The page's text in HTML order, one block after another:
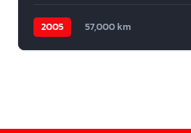
2005 57,000 km